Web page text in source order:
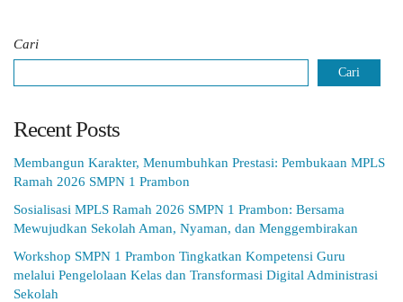
Cari
Cari
Recent Posts
Membangun Karakter, Menumbuhkan Prestasi: Pembukaan MPLS
Ramah 2026 SMPN 1 Prambon
Sosialisasi MPLS Ramah 2026 SMPN 1 Prambon: Bersama
Mewujudkan Sekolah Aman, Nyaman, dan Menggembirakan
Workshop SMPN 1 Prambon Tingkatkan Kompetensi Guru
melalui Pengelolaan Kelas dan Transformasi Digital Administrasi
Sekolah